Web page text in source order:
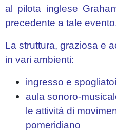
al pilota inglese
precedente a tale
La struttura, graziosa e
in vari ambienti:
ingresso e
aula sonoro-
le attività di
pomeridiano